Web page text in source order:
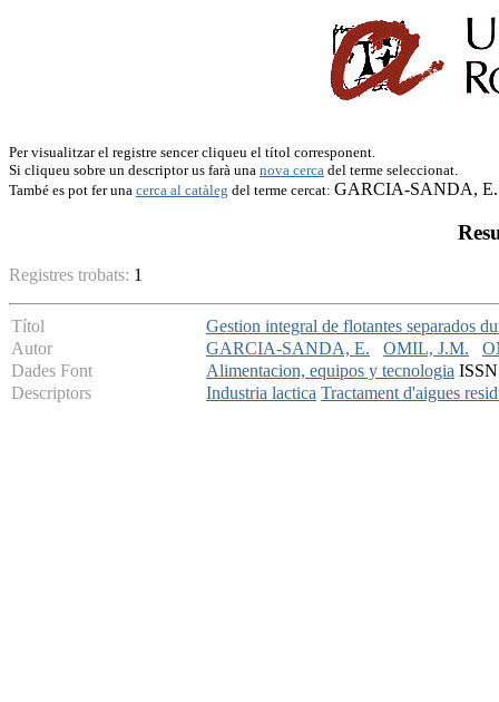
Per visualitzar el registre sencer cliqueu el títol corresponent.
Si cliqueu sobre un descriptor us farà una nova cerca del terme seleccionat.
També es pot fer una cerca al catàleg del terme cercat: GARCIA-SANDA, E.
Registres trobats: 1
Títol
Gestion integral de flotantes separados
Autor
GARCIA-SANDA, E. OMIL, J.M.
Dades Font
Alimentacion, equipos y tecnologia
Descriptors
Industria lactica Tractament d'aigues